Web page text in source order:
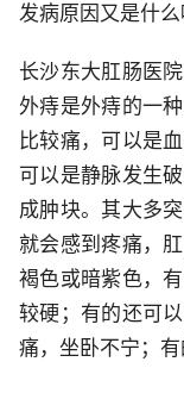
发病原因又是什么
长沙东大肛肠医
外痔是外痔的一
比较痛，可以是
可以是静脉发生
成肿块。其大多
就会感到疼痛，
褐色或暗紫色，
较硬；有的还可
痛，坐卧不宁；有